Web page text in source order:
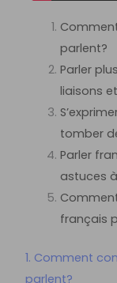
parlent?
Parler
liaisons
tomber
Parler
astuces
français
1. Comment
parlent?